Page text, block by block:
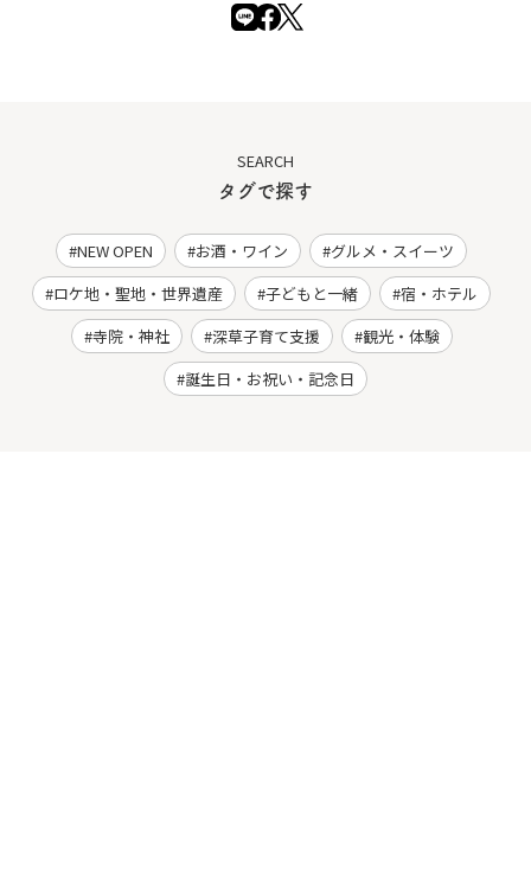
SEARCH
タグで探す
NEW OPEN お酒・ワイン
グルメ・スイーツ
ロケ地・聖地・世界遺産
子どもと一緒
宿・ホテル
寺院・神社
深草子育て支援
観光・体験
誕生日・お祝い・記念日